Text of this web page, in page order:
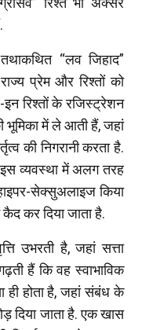
“लव जिहाद”
प्रेम और रिश्तों को
रिश्तों के रजिस्ट्रेशन
भूमिका में ले आती हैं, जहां
की निगरानी करता है.
इस व्यवस्था में अलग तरह
सेक्सुअलाइज किया
कैद कर दिया जाता है.
उभरती है, जहां सत्ता
हैं कि वह स्वाभाविक
होता है, जहां संबंध के
दिया जाता है. एक खास